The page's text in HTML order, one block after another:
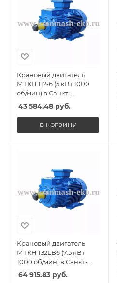
Крановый двигатель
МТКН 112-6 (5 кВт 1000
об/мин) в Санкт-
Петербурге, Спб
43 584.48 руб.
В КОРЗИНУ
Крановый двигатель
МТКН 132LB6 (7.5 кВт
1000 об/мин) в Санкт-
Петербурге, Спб
64 915.83 руб.